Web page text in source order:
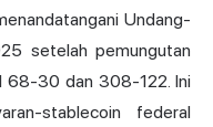
Undang-
setelah pemungutan
68-30 dan 308-122. Ini
stablecoin federal